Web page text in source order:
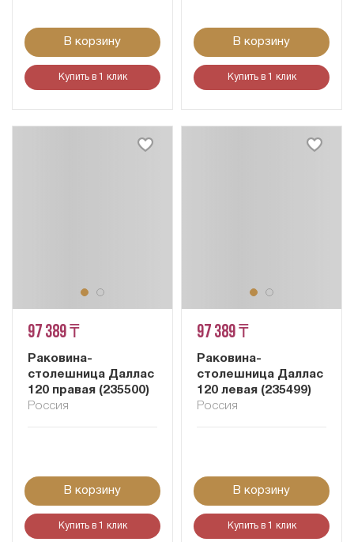
В корзину
Купить в 1 клик
В корзину
Купить в 1 клик
97 389 ₸
Раковина-
столешница Даллас
120 правая (235500)
Россия
В корзину
Купить в 1 клик
97 389 ₸
Раковина-
столешница Даллас
120 левая (235499)
Россия
В корзину
Купить в 1 клик